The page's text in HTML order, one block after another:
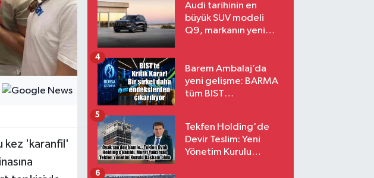
kez 'karanfil'
Audi tarihinin en
büyük SUV modeli
Q9, markanın yeni
Barem Ambalaj’da
yeni gelişme: BARMA
tüm BIST
4
Tekfen Holding'de
Devir Teslim: Yeni
Yönetim Kurulu
5
6